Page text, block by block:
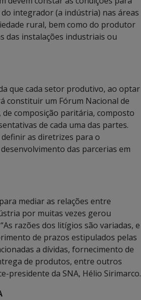
integrador (a indústria) nas áreas
rural, bem como do produtor
das instalações industriais ou
que cada setor produtivo, ao optar
constituir um Fórum Nacional de
composição paritária, composto
de cada uma das partes.
as diretrizes para o
das parcerias em
mediar as relações entre
por muitas vezes gerou
razões dos litígios são variadas, e
de prazos estipulados pelas
a dívidas, fornecimento de
de produtos, entre outros
presidente da SNA, Hélio Sirimarco.